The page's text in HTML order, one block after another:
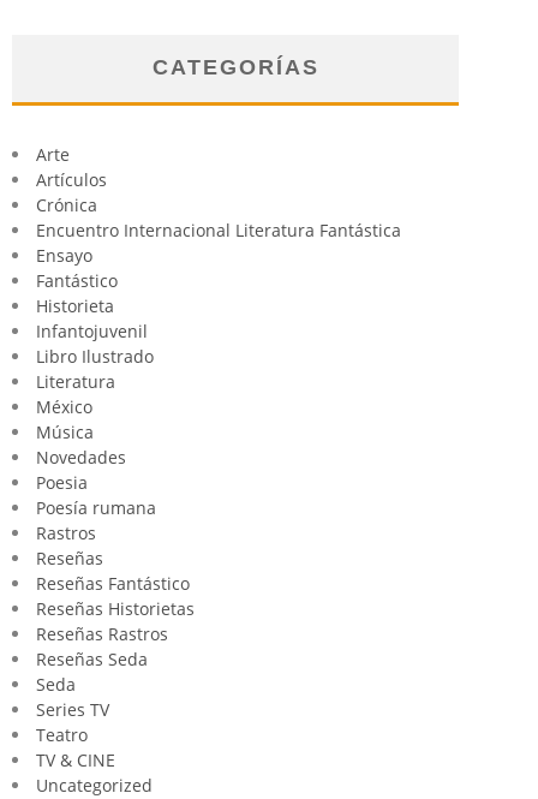
CATEGORÍAS
Arte
Artículos
Crónica
Encuentro Internacional Literatura Fantástica
Ensayo
Fantástico
Historieta
Infantojuvenil
Libro Ilustrado
Literatura
México
Música
Novedades
Poesia
Poesía rumana
Rastros
Reseñas
Reseñas Fantástico
Reseñas Historietas
Reseñas Rastros
Reseñas Seda
Seda
Series TV
Teatro
TV & CINE
Uncategorized